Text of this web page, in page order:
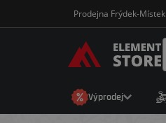
Prodejna Frýdek-Místek
Výprodej